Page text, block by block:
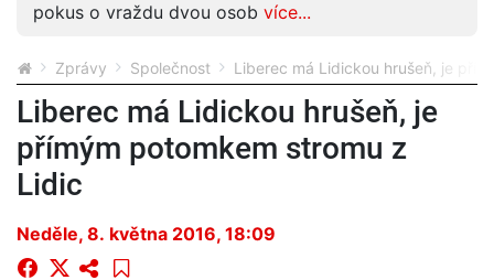
pokus o vraždu dvou osob více...
Zprávy Společnost Liberec má Lidickou hrušeň, je
Liberec má Lidickou hrušeň, je
přímým potomkem stromu z
Lidic
Neděle, 8. května 2016, 18:09